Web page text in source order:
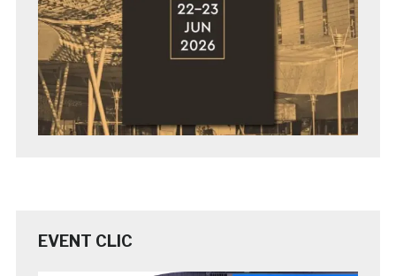
EVENT CLIC